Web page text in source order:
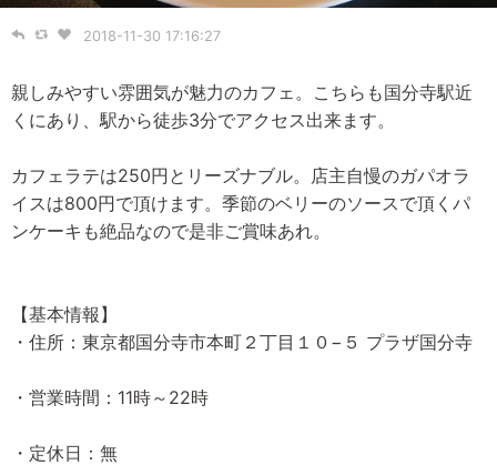
2018-11-30 17:16:27
親しみやすい雰囲気が魅力のカフェ。こちらも国分寺駅近
くにあり、駅から徒歩3分でアクセス出来ます。
カフェラテは250円とリーズナブル。店主自慢のガパオラ
イスは800円で頂けます。季節のベリーのソースで頂くパ
ンケーキも絶品なので是非ご賞味あれ。
【基本情報】
・住所：東京都国分寺市本町２丁目１０−５ プラザ国分寺
・営業時間：11時～22時
・定休日：無